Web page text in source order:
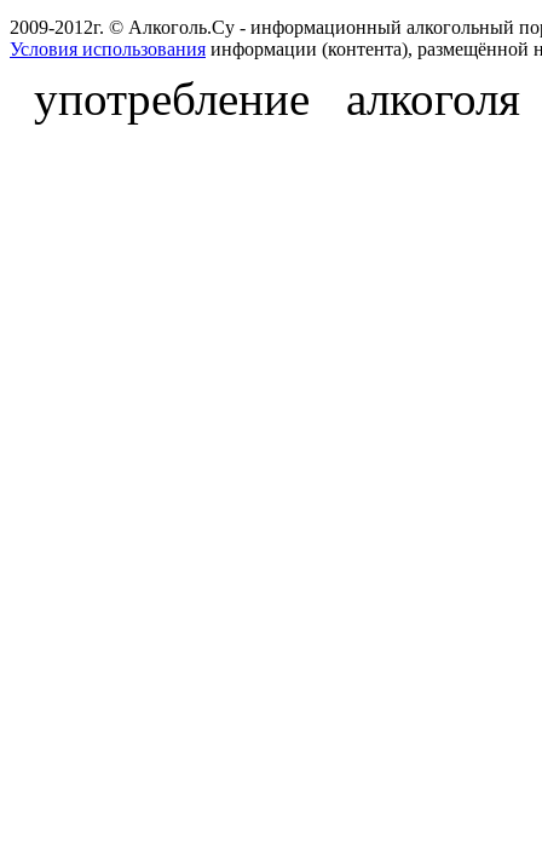
2009-2012г. © Алкоголь.Су - информационный алкогольный
Условия использования информации (контента), размещённой
употребление